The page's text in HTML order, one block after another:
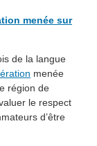
menée sur
de la langue
menée
région de
le respect
d’être